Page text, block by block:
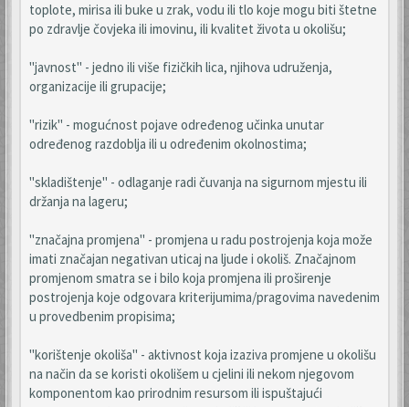
toplote, mirisa ili buke u zrak, vodu ili tlo koje mogu biti štetne
po zdravlje čovjeka ili imovinu, ili kvalitet života u okolišu;
"javnost" - jedno ili više fizičkih lica, njihova udruženja,
organizacije ili grupacije;
"rizik" - mogućnost pojave određenog učinka unutar
određenog razdoblja ili u određenim okolnostima;
"skladištenje" - odlaganje radi čuvanja na sigurnom mjestu ili
držanja na lageru;
"značajna promjena" - promjena u radu postrojenja koja može
imati značajan negativan uticaj na ljude i okoliš. Značajnom
promjenom smatra se i bilo koja promjena ili proširenje
postrojenja koje odgovara kriterijumima/pragovima navedenim
u provedbenim propisima;
"korištenje okoliša" - aktivnost koja izaziva promjene u okolišu
na način da se koristi okolišem u cjelini ili nekom njegovom
komponentom kao prirodnim resursom ili ispuštajući